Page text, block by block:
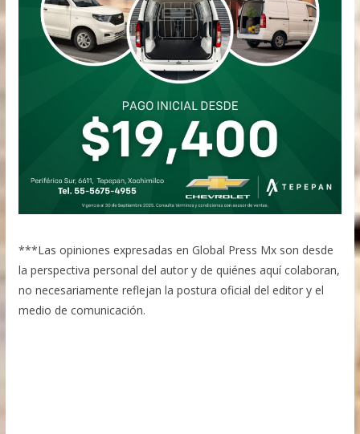
***Las opiniones expresadas en Global Press Mx son desde
la perspectiva personal del autor y de quiénes aquí colaboran,
no necesariamente reflejan la postura oficial del editor y el
medio de comunicación.